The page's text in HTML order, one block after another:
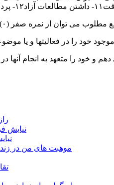
۱۱- داشتن مطالعات آزاد ۱۲- پرداختن به ورزش و مسافرت
۶-
۶-۲
۶-۳
۶-۴ موهبت های من در
۶-